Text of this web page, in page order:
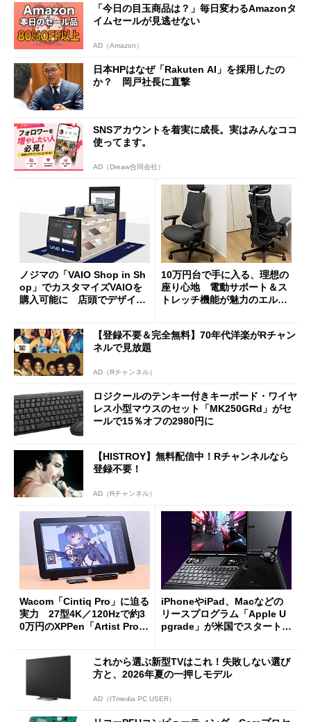
「今日の目玉商品は？」毎日変わるAmazonタ
イムセールが見逃せない
AD（Amazon）
日本HPはなぜ「Rakuten AI」を採用したの
か？ 岡戸社長に直撃
SNSアカウントを着実に成長。実はみんなココ
使ってます。
AD（Dreaw合同会社）
ノジマの「VAIO Shop in Sh
op」でカスタマイズVAIOを
購入可能に 店頭でデザイン
10万円台で手に入る、理想の
座り心地 電動サポート＆ス
トレッチ機能が魅力のエルゴ
【登録不要＆完全無料】70年代洋楽がRチャン
ネルで見放題
AD（Rチャンネル）
ロジクールのテンキー付きキーボード・ワイヤ
レス小型マウスのセット「MK250GRd」がセ
ールで15％オフの2980円に
【HISTROY】無料配信中！Rチャンネルなら
登録不要！
AD（Rチャンネル）
Wacom「Cintiq Pro」に迫る
実力 27型4K／120Hzで約3
0万円のXPPen「Artist Pro 2
iPhoneやiPad、Macなどの
リースプログラム「Apple U
pgrade」が米国でスタート／
ut」が明...
これから選ぶ新型TVはこれ！失敗しない選び
方と、2026年夏の一押しモデル
AD（ITmedia PC USER）